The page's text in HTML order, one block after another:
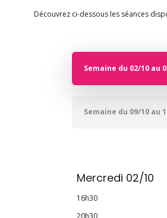
Découvrez ci-dessous les séances
Semaine du 02/10 au
Semaine du 09/10 au
Mercredi 02/10
16h30
20h30